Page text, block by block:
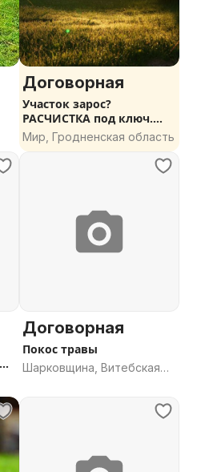
Договорная
Участок зарос?
РАСЧИСТКА под ключ.
Спил, покос, вырубка
кустарника.
Мир, Гродненская область
Договорная
Покос травы
Шарковщина, Витебская